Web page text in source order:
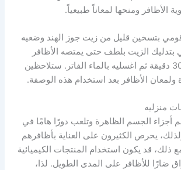
الأظافر ومنحها لمعاناً طبيعياً.
قومي بتسخين قليل من زيت جوز الهند وضعيه
الزيت بلطف حتى يمتصه الأظافر
تماماً. اتركيه لمدة 30 دقيقة ثم اغسليه بالماء الفاتر. ستلاحظين
ولمعان الأظافر بعد استخدام هذه الوصفة.
منزليه
أجزاء الجسم الظاهرة وتلعب دورًا هامًا في
ولذلك، يحرص الكثيرون على العناية بأظافرهم
ذلك، قد يكون استخدام المنتجات الكيميائية
ضارًا للأظافر على المدى الطويل. لذا،